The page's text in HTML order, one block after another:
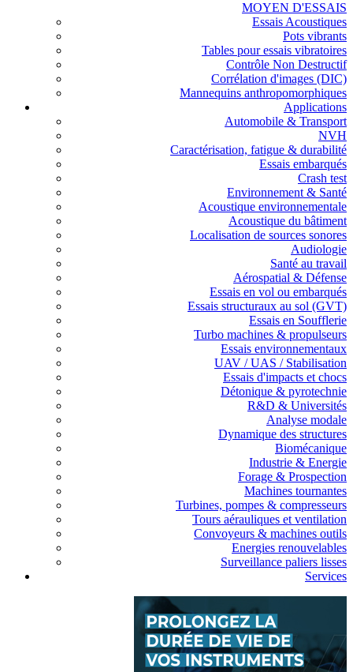
MOYEN D'ESSAIS
Essais Acoustiques
Pots vibrants
Tables pour essais vibratoires
Contrôle Non Destructif
Corrélation d'images (DIC)
Mannequins anthropomorphiques
Applications
Automobile & Transport
NVH
Caractérisation, fatigue & durabilité
Essais embarqués
Crash test
Environnement & Santé
Acoustique environnementale
Acoustique du bâtiment
Localisation de sources sonores
Audiologie
Santé au travail
Aérospatial & Défense
Essais en vol ou embarqués
Essais structuraux au sol (GVT)
Essais en Soufflerie
Turbo machines & propulseurs
Essais environnementaux
UAV / UAS / Stabilisation
Essais d'impacts et chocs
Détonique & pyrotechnie
R&D & Universités
Analyse modale
Dynamique des structures
Biomécanique
Industrie & Energie
Forage & Prospection
Machines tournantes
Turbines, pompes & compresseurs
Tours aérauliques et ventilation
Convoyeurs & machines outils
Energies renouvelables
Surveillance paliers lisses
Services